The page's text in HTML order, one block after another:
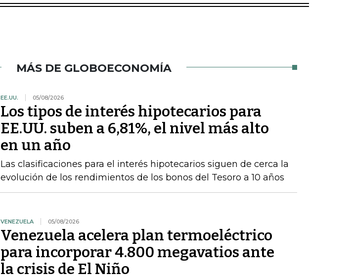
MÁS DE GLOBOECONOMÍA
EE.UU. 05/08/2026
Los tipos de interés hipotecarios para
EE.UU. suben a 6,81%, el nivel más alto
en un año
Las clasificaciones para el interés hipotecarios siguen de cerca la
evolución de los rendimientos de los bonos del Tesoro a 10 años
VENEZUELA 05/08/2026
Venezuela acelera plan termoeléctrico
para incorporar 4.800 megavatios ante
la crisis de El Niño